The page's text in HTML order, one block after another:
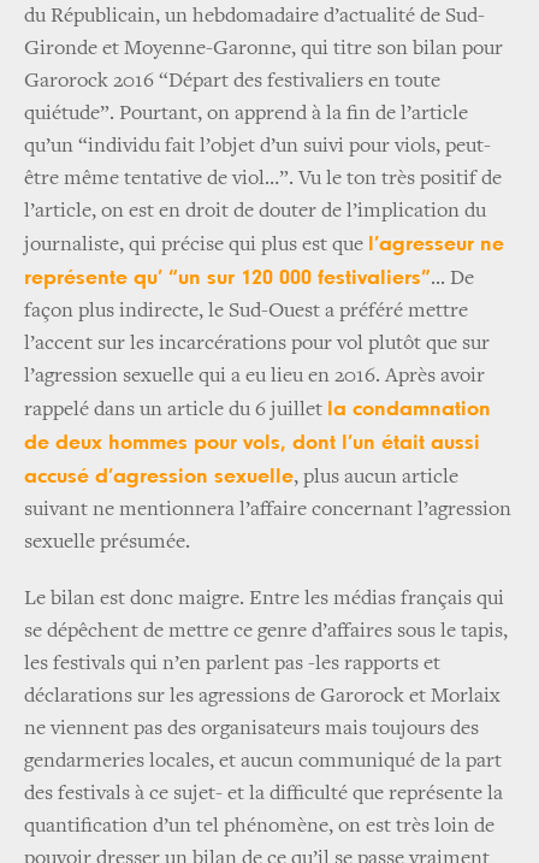
du Républicain, un hebdomadaire d’actualité de Sud-
Gironde et Moyenne-Garonne, qui titre son bilan pour
Garorock 2016 “Départ des festivaliers en toute
quiétude”. Pourtant, on apprend à la fin de l’article
qu’un “individu fait l’objet d’un suivi pour viols, peut-
être même tentative de viol…”. Vu le ton très positif de
l’article, on est en droit de douter de l’implication du
journaliste, qui précise qui plus est que l’agresseur ne
représente qu’ “un sur 120 000 festivaliers”... De
façon plus indirecte, le Sud-Ouest a préféré mettre
l’accent sur les incarcérations pour vol plutôt que sur
l’agression sexuelle qui a eu lieu en 2016. Après avoir
rappelé dans un article du 6 juillet la condamnation
de deux hommes pour vols, dont l’un était aussi
accusé d’agression sexuelle, plus aucun article
suivant ne mentionnera l’affaire concernant l’agression
sexuelle présumée.
Le bilan est donc maigre. Entre les médias français qui
se dépêchent de mettre ce genre d’affaires sous le tapis,
les festivals qui n’en parlent pas -les rapports et
déclarations sur les agressions de Garorock et Morlaix
ne viennent pas des organisateurs mais toujours des
gendarmeries locales, et aucun communiqué de la part
des festivals à ce sujet- et la difficulté que représente la
quantification d’un tel phénomène, on est très loin de